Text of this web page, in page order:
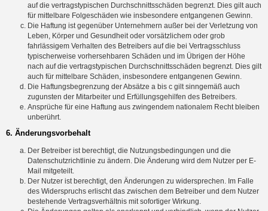
auf die vertragstypischen Durchschnittsschäden begrenzt. Dies gilt auch
für mittelbare Folgeschäden wie insbesondere entgangenen Gewinn.
Die Haftung ist gegenüber Unternehmern außer bei der Verletzung von
Leben, Körper und Gesundheit oder vorsätzlichem oder grob
fahrlässigem Verhalten des Betreibers auf die bei Vertragsschluss
typischerweise vorhersehbaren Schäden und im Übrigen der Höhe
nach auf die vertragstypischen Durchschnittsschäden begrenzt. Dies gilt
auch für mittelbare Schäden, insbesondere entgangenen Gewinn.
Die Haftungsbegrenzung der Absätze a bis c gilt sinngemäß auch
zugunsten der Mitarbeiter und Erfüllungsgehilfen des Betreibers.
Ansprüche für eine Haftung aus zwingendem nationalem Recht bleiben
unberührt.
6. Änderungsvorbehalt
Der Betreiber ist berechtigt, die Nutzungsbedingungen und die
Datenschutzrichtlinie zu ändern. Die Änderung wird dem Nutzer per E-
Mail mitgeteilt.
Der Nutzer ist berechtigt, den Änderungen zu widersprechen. Im Falle
des Widerspruchs erlischt das zwischen dem Betreiber und dem Nutzer
bestehende Vertragsverhältnis mit sofortiger Wirkung.